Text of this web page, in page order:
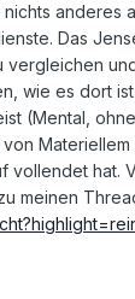
Das
vergleichen
wie es dort
(Mental,
vollendet hat.
meinen